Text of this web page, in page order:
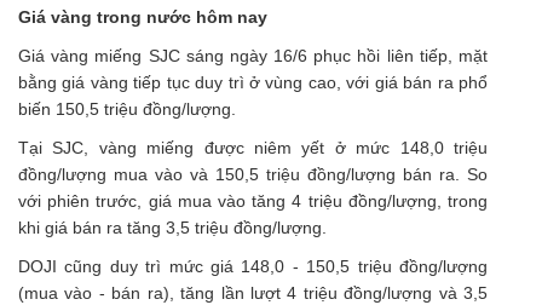
Giá vàng trong nước hôm nay
Giá vàng miếng SJCsáng ngày 16/6 phục hồi liên tiếp, mặt
bằng giá vàng tiếp tục duy trì ở vùng cao, với giá bán ra phổ
biến 150,5 triệu đồng/lượng.
Tại SJC, vàng miếng được niêm yết ở mức 148,0 triệu
đồng/lượng mua vào và 150,5 triệu đồng/lượng bán ra. So
với phiên trước, giá mua vào tăng 4 triệu đồng/lượng, trong
khi giá bán ra tăng 3,5 triệu đồng/lượng.
DOJI cũng duy trì mức giá 148,0 - 150,5 triệu đồng/lượng
(mua vào - bán ra), tăng lần lượt 4 triệu đồng/lượng và 3,5